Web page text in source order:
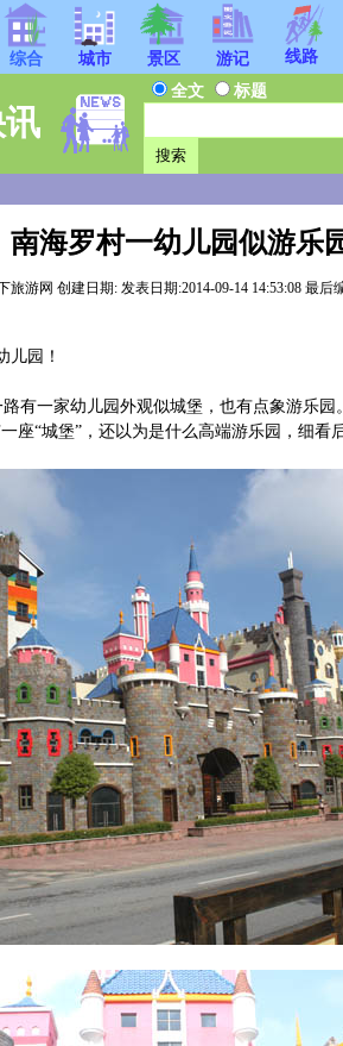
综合 城市 景区 游记 线路
全文 标题
南海罗村一幼儿园似游乐
旅游网 创建日期: 发表日期:2014-09-14 14:53:08 最后
园！
有一家幼儿园外观似城堡，也有点象游乐园
座“城堡”，还以为是什么高端游乐园，细